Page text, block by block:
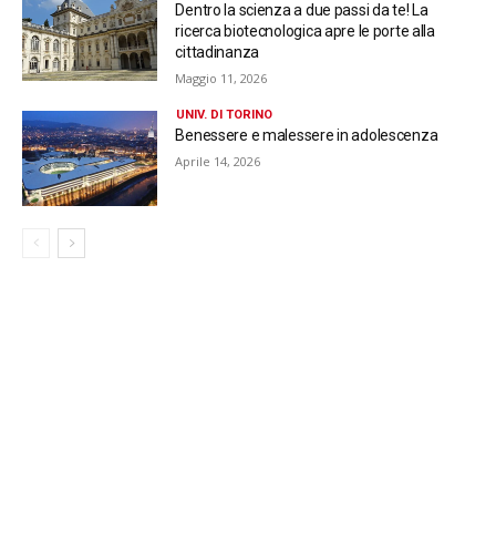
Dentro la scienza a due passi da te! La
ricerca biotecnologica apre le porte alla
cittadinanza
Maggio 11, 2026
UNIV. DI TORINO
Benessere e malessere in adolescenza
Aprile 14, 2026